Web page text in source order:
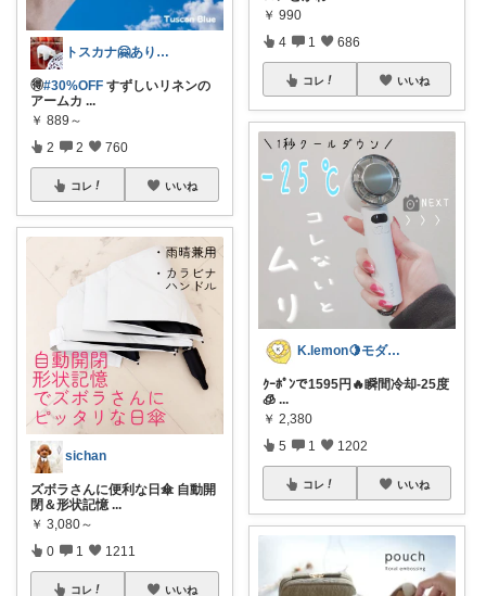
トスカナ🤗ありがとうございます💕
🉐#30%OFF すずしいリネンの
アームカ ...
￥ 889～
2 2 760
コレ いいね
sichan
ズボラさんに便利な日傘 自動開
閉＆形状記憶 ...
￥ 3,080～
0 1 1211
コレ いいね
￥ 990
4 1 686
コレ いいね
K.lemon🍋モダン+家事楽+🐶
ｸｰﾎﾟﾝで1595円🔥瞬間冷却-25度
🧊 ...
￥ 2,380
5 1 1202
コレ いいね